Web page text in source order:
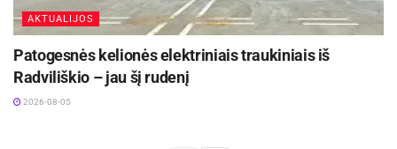
AKTUALIJOS
Patogesnės kelionės elektriniais traukiniais iš
Radviliškio – jau šį rudenį
2026-08-05